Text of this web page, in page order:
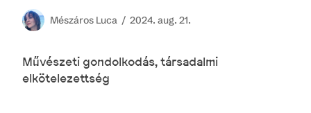
Mészáros Luca / 2024. aug. 21.
Művészeti gondolkodás, társadalmi
elkötelezettség